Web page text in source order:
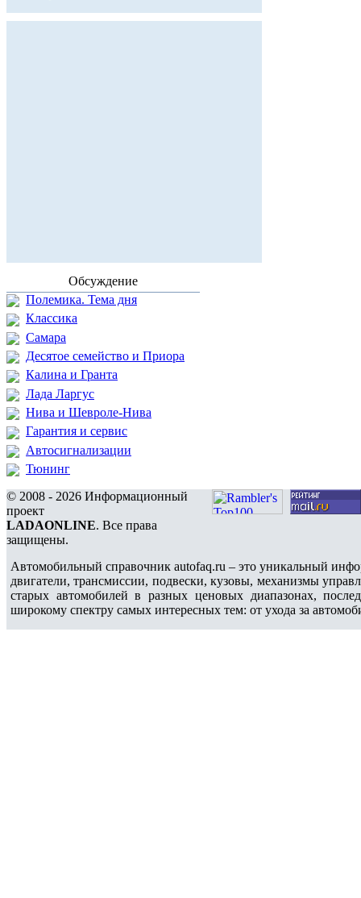
Обсуждение
Полемика. Тема дня
Классика
Самара
Десятое семейство и Приора
Калина и Гранта
Лада Ларгус
Нива и Шевроле-Нива
Гарантия и сервис
Автосигнализации
Тюнинг
© 2008 - 2026 Информационный
проект
LADAONLINE. Все права
защищены.
Автомобильный справочник autofaq.ru – это уникальный
двигатели, трансмиссии, подвески, кузовы, механизмы
старых автомобилей в разных ценовых диапазонах,
широкому спектру самых интересных тем: от ухода за